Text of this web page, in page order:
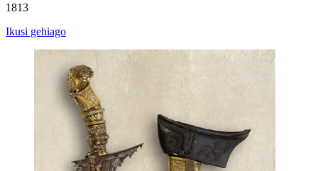
1813
Ikusi gehiago